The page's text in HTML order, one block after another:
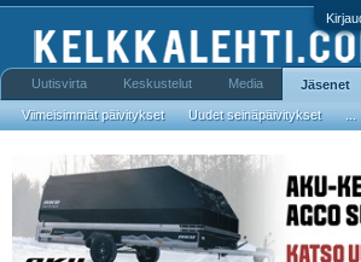
Uutisvirta Keskustelut Media Jäsenet
Viimeisimmät päivitykset Uudet seinäpäivitykset